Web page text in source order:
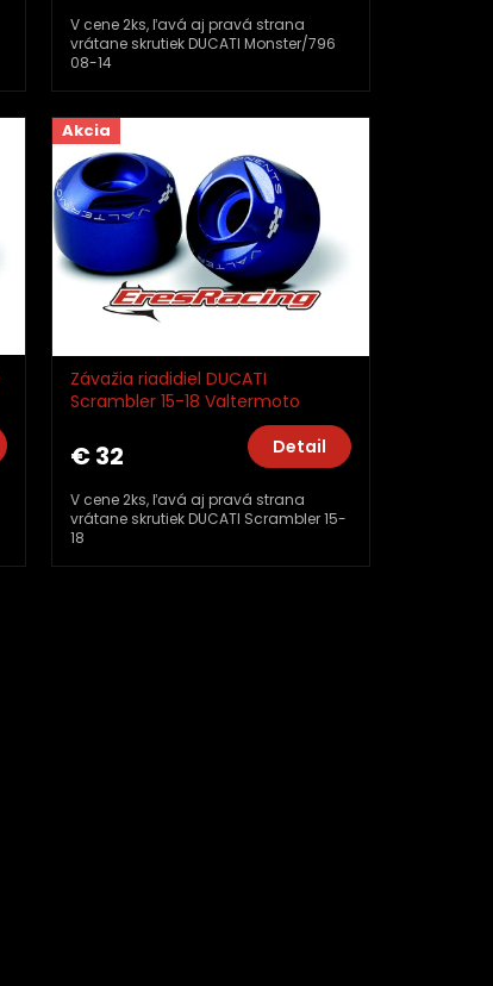
V cene 2ks, ľavá aj pravá strana
vrátane skrutiek DUCATI Monster/796
08-14
Akcia
Závažia riadidiel DUCATI
Scrambler 15-18 Valtermoto
€ 32 Detail
V cene 2ks, ľavá aj pravá strana
vrátane skrutiek DUCATI Scrambler 15-
18